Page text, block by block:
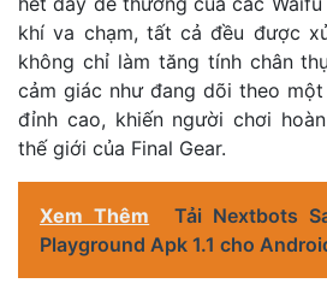
khí va chạm, tất cả đều được
không chỉ làm tăng tính chân
cảm giác như đang dõi theo
đỉnh cao, khiến người chơi
thế giới của Final Gear.
Xem Thêm
Tải Nextbots
Playground Apk 1.1 cho